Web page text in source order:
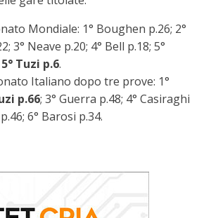
Mondiale: 1° Boughen p.26; 2°
3° Neave p.20; 4° Bell p.18; 5°
Tuzi p.6.
Italiano dopo tre prove: 1°
p.66; 3° Guerra p.48; 4° Casiraghi
6° Barosi p.34.